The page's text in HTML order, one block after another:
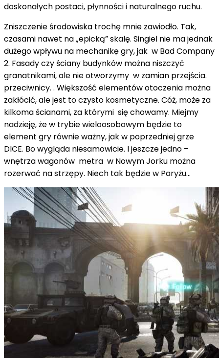
doskonałych postaci, płynności i naturalnego ruchu.
Zniszczenie środowiska trochę mnie zawiodło. Tak,
czasami nawet na „epicką” skalę. Singiel nie ma jednak
dużego wpływu na mechanikę gry, jak w Bad Company
2. Fasady czy ściany budynków można niszczyć
granatnikami, ale nie otworzymy w zamian przejścia.
przeciwnicy. . Większość elementów otoczenia można
zakłócić, ale jest to czysto kosmetyczne. Cóż, może za
kilkoma ścianami, za którymi się chowamy. Miejmy
nadzieję, że w trybie wieloosobowym będzie to
element gry równie ważny, jak w poprzedniej grze
DICE. Bo wygląda niesamowicie. I jeszcze jedno –
wnętrza wagonów metra w Nowym Jorku można
rozerwać na strzępy. Niech tak będzie w Paryżu...